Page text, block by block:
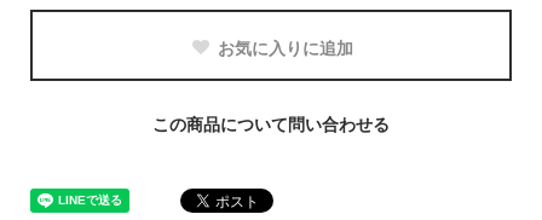
お気に入りに追加
この商品について問い合わせる